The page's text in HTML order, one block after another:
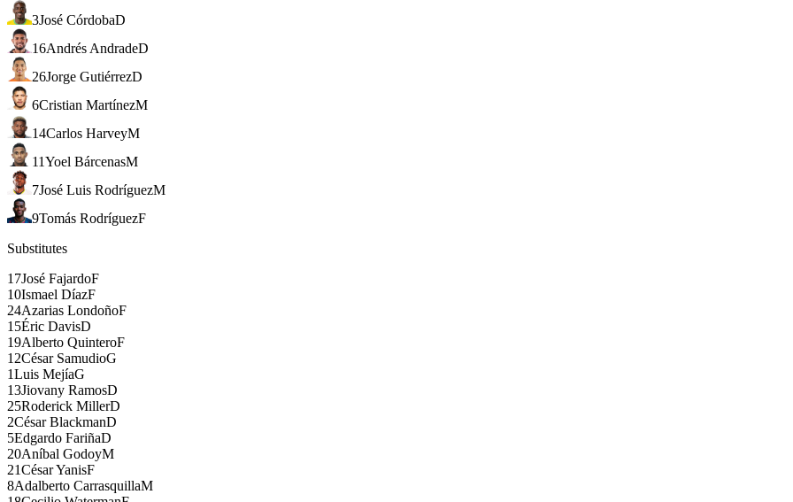
3José CórdobaD
16Andrés AndradeD
26Jorge GutiérrezD
6Cristian MartínezM
14Carlos HarveyM
11Yoel BárcenasM
7José Luis RodríguezM
9Tomás RodríguezF
Substitutes
17José FajardoF
10Ismael DíazF
24Azarias LondoñoF
15Éric DavisD
19Alberto QuinteroF
12César SamudioG
1Luis MejíaG
13Jiovany RamosD
25Roderick MillerD
2César BlackmanD
5Edgardo FariñaD
20Aníbal GodoyM
21César YanisF
8Adalberto CarrasquillaM